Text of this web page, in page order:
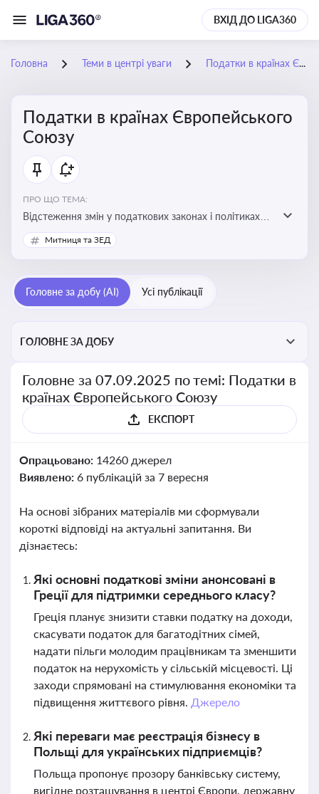
ВХІД ДО LIGA360
Головна Теми в центрі уваги Податки в країнах Європейського Союзу
Податки в країнах Європейського
Союзу
ПРО ЩО ТЕМА:
Відстеження змін у податкових законах і політиках
країн ЄС. Моніторинг кейсів, що впливають на бізнес-
процеси та фінансову звітність
Митниця та ЗЕД
Головне за добу (AI) Усі публікації
ГОЛОВНЕ ЗА ДОБУ
Головне за 07.09.2025 по темі: Податки в
країнах Європейського Союзу
ЕКСПОРТ
Опрацьовано: 14260 джерел
Виявлено: 6 публікацій за 7 вересня
На основі зібраних матеріалів ми сформували
короткі відповіді на актуальні запитання. Ви
дізнаєтесь:
Які основні податкові зміни анонсовані в
Греції для підтримки середнього класу?
Греція планує знизити ставки податку на доходи,
скасувати податок для багатодітних сімей,
надати пільги молодим працівникам та зменшити
податок на нерухомість у сільській місцевості. Ці
заходи спрямовані на стимулювання економіки та
підвищення життєвого рівня. Джерело
Які переваги має реєстрація бізнесу в
Польщі для українських підприємців?
Польща пропонує прозору банківську систему,
вигідне розташування в центрі Європи, державну